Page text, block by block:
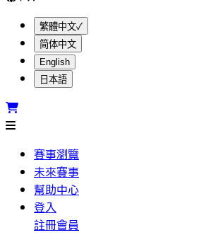
繁體中文✓
简体中文
English
日本語
賽事瀏覽
未來賽事
幫助中心
登入
註冊會員